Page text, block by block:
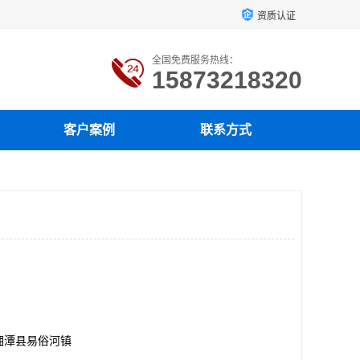
资质认证
全国免费服务热线：
15873218320
客户案例 联系方式
潭县易俗河镇